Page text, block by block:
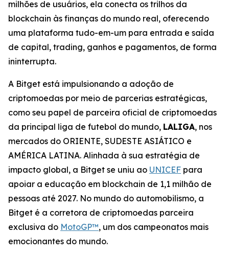
milhões de usuários, ela conecta os trilhos da
blockchain às finanças do mundo real, oferecendo
uma plataforma tudo-em-um para entrada e saída
de capital, trading, ganhos e pagamentos, de forma
ininterrupta.
A Bitget está impulsionando a adoção de
criptomoedas por meio de parcerias estratégicas,
como seu papel de parceira oficial de criptomoedas
da principal liga de futebol do mundo, LALIGA, nos
mercados do ORIENTE, SUDESTE ASIÁTICO e
AMÉRICA LATINA. Alinhada à sua estratégia de
impacto global, a Bitget se uniu ao UNICEF para
apoiar a educação em blockchain de 1,1 milhão de
pessoas até 2027. No mundo do automobilismo, a
Bitget é a corretora de criptomoedas parceira
exclusiva do MotoGP™, um dos campeonatos mais
emocionantes do mundo.